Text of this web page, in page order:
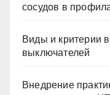
сосудов в
Виды и критерии
выключателей
Внедрение